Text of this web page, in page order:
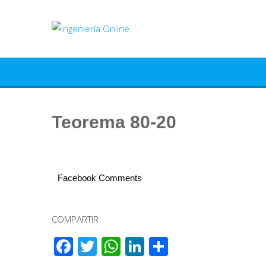
Teorema 80-20
Facebook Comments
COMPARTIR
Facebook
Twitter
WhatsApp
LinkedIn